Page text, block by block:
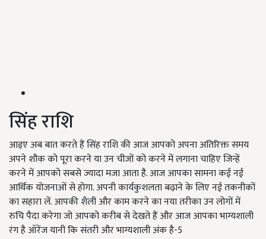
सिंह राशि
आइए अब बात करते हैं सिंह राशि की आज आपको अपना अतिरिक्त समय
अपने शौक को पूरा करने या उन चीजों को करने में लगाना चाहिए जिन्हें
करने में आपको सबसे ज्यादा मजा आता है. आज आपका सामना कई नई
आर्थिक योजनाओं से होगा. अपनी कार्यकुशलता बढ़ाने के लिए नई तकनीकों
का सहारा लें. आपकी शैली और काम करने का नया तरीका उन लोगों में
रुचि पैदा करेगा जो आपको करीब से देखते हैं और आज आपका भाग्यशाली
रंग है ऑरेंज यानी कि संतरी और भाग्यशाली अंक है-5